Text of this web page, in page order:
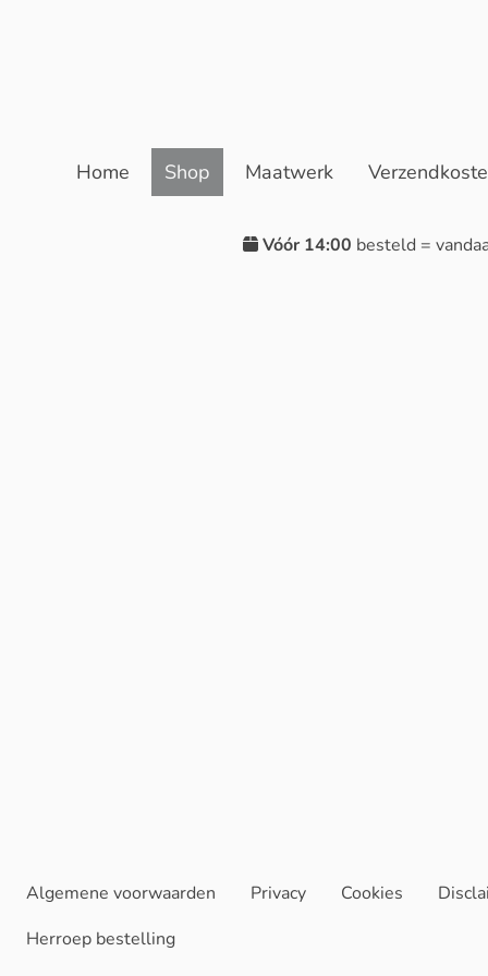
Home Shop Maatwerk
Vóór 14:00 besteld =
Algemene voorwaarden Privacy Cookies
Herroep bestelling